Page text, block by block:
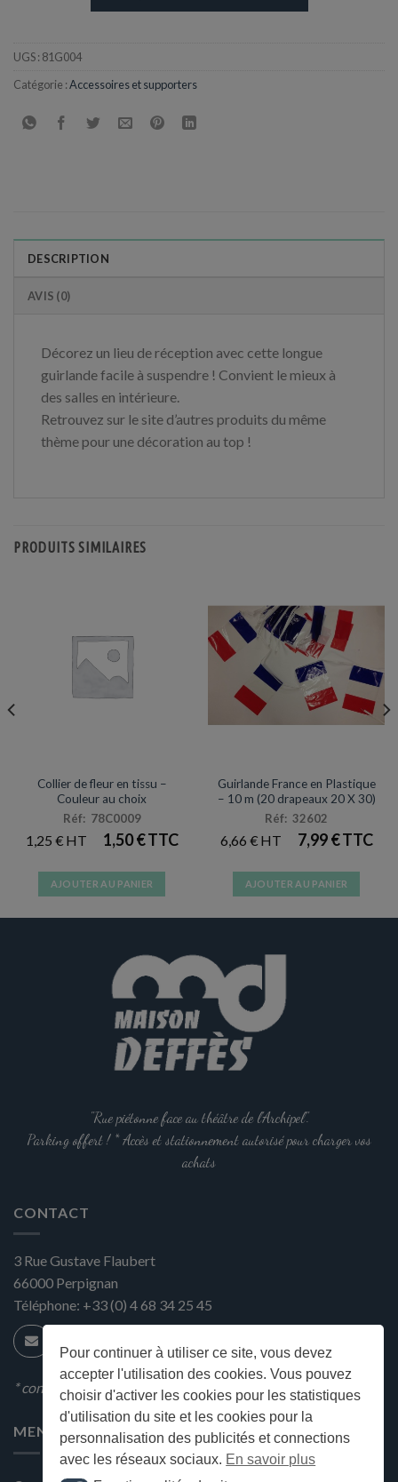
Pour continuer à utiliser ce site, vous devez
accepter l'utilisation des cookies. Vous pouvez
choisir d'activer les cookies pour les statistiques
d'utilisation du site et les cookies pour la
personnalisation des publicités et connections
avec les réseaux sociaux. En savoir plus
UGS : 81G004
Catégorie :Accessoires et supporters
DESCRIPTION
AVIS (0)
Décorez un lieu de réception avec cette longue
guirlande facile à suspendre ! Convient le mieux à
des salles en intérieure.
Retrouvez sur le site d’autres produits du même
thème pour une décoration au top !
PRODUITS SIMILAIRES
Collier de fleur en tissu –
Couleur au choix
Réf: 78C0009
1,25 € 1,50€
AJOUTER AU PANIER
Guirlande France en Plastique
– 10 m (20 drapeaux 20 X 30)
Réf: 32602
6,66 € 7,99€
AJOUTER AU PANIER
"Rue piétonne face au théâtre de l'Archipel".
Parking offert ! * Accès et stationnement autorisé pour charger vos
achats
CONTACT
3 Rue Gustave Flaubert
66000 Perpignan
Téléphone: +33 (0) 4 68 34 25 45
* condition en magasin
MENU